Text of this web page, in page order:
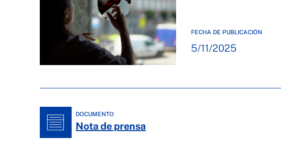
FECHA DE PUBLICACIÓN
5/11/2025
DOCUMENTO
Nota de prensa